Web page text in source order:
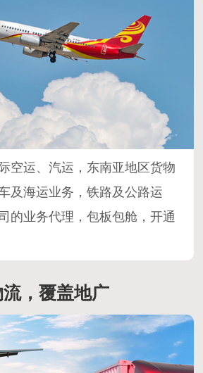
空运、汽运，东南亚地区货物
及海运业务，铁路及公路运
的业务代理，包板包舱，开通
，覆盖地广